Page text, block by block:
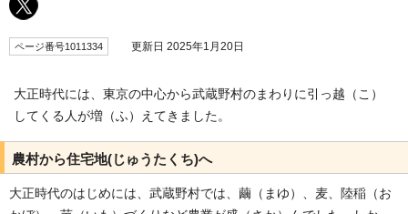
ページ番号1011334 更新日 2025年1月20日
大正時代には、東京の中心から武蔵野村のまわりに引っ越（こ）
してくる人が増（ふ）えてきました。
農村から住宅地(じゅうたくち)へ
大正時代のはじめには、武蔵野村では、繭（まゆ）、麦、陸稲（お